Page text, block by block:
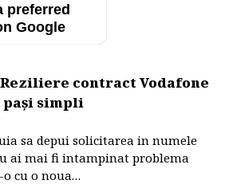
preferred
Google
Reziliere contract Vodafone
pași simpli
sa depui solicitarea in numele
ai mai fi intampinat problema
o cu o noua…